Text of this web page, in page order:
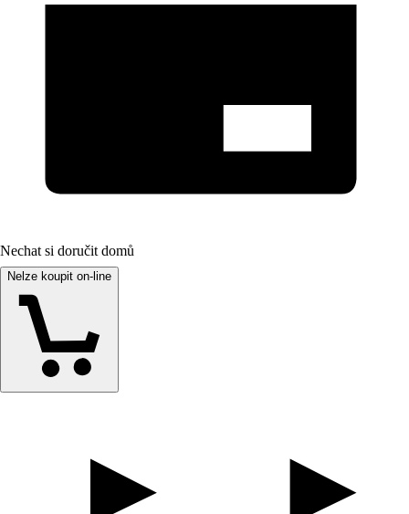
Nechat si doručit domů
Nelze koupit on-line